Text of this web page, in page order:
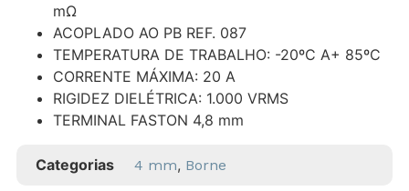
mΩ
ACOPLADO AO PB REF. 087
TEMPERATURA DE TRABALHO: -20ºC A+ 85ºC
CORRENTE MÁXIMA: 20 A
RIGIDEZ DIELÉTRICA: 1.000 VRMS
TERMINAL FASTON 4,8 mm
Categorias 4 mm, Borne